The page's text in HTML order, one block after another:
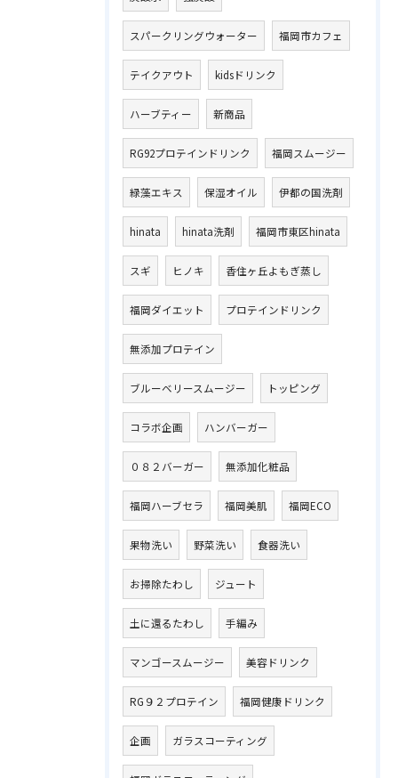
スパークリングウォーター 福岡市カフェ
テイクアウト kidsドリンク
ハーブティー 新商品
RG92プロテインドリンク 福岡スムージー
緑藻エキス 保湿オイル 伊都の国洗剤
hinata hinata洗剤 福岡市東区hinata
スギ ヒノキ 香住ヶ丘よもぎ蒸し
福岡ダイエット プロテインドリンク
無添加プロテイン
ブルーベリースムージー トッピング
コラボ企画 ハンバーガー
０８２バーガー 無添加化粧品
福岡ハーブセラ 福岡美肌 福岡ECO
果物洗い 野菜洗い 食器洗い
お掃除たわし ジュート
土に還るたわし 手編み
マンゴースムージー 美容ドリンク
RG９２プロテイン 福岡健康ドリンク
企画 ガラスコーティング